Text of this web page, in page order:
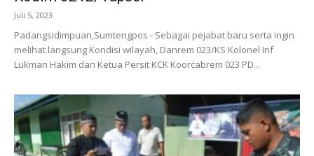
Juli 5, 2023
Padangsidimpuan,Sumtengpos - Sebagai pejabat baru serta ingin
melihat langsung Kondisi wilayah, Danrem 023/KS Kolonel Inf
Lukman Hakim dan Ketua Persit KCK Koorcabrem 023 PD...